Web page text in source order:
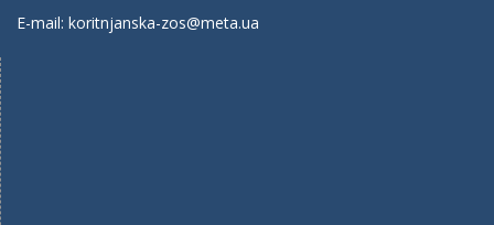
E-mail: koritnjanska-zos@meta.ua